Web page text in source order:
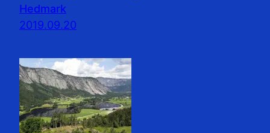
Hedmark
2019.09.20